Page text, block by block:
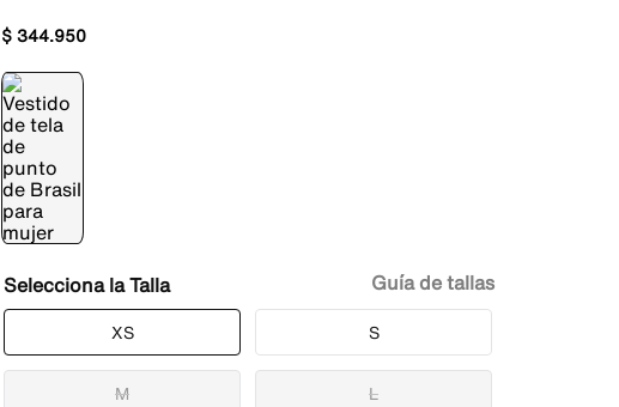
$344.950
Talla
XS S
M L
Guía de tallas